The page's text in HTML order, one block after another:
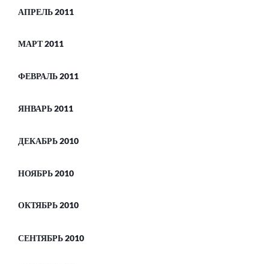
АПРЕЛЬ 2011
МАРТ 2011
ФЕВРАЛЬ 2011
ЯНВАРЬ 2011
ДЕКАБРЬ 2010
НОЯБРЬ 2010
ОКТЯБРЬ 2010
СЕНТЯБРЬ 2010